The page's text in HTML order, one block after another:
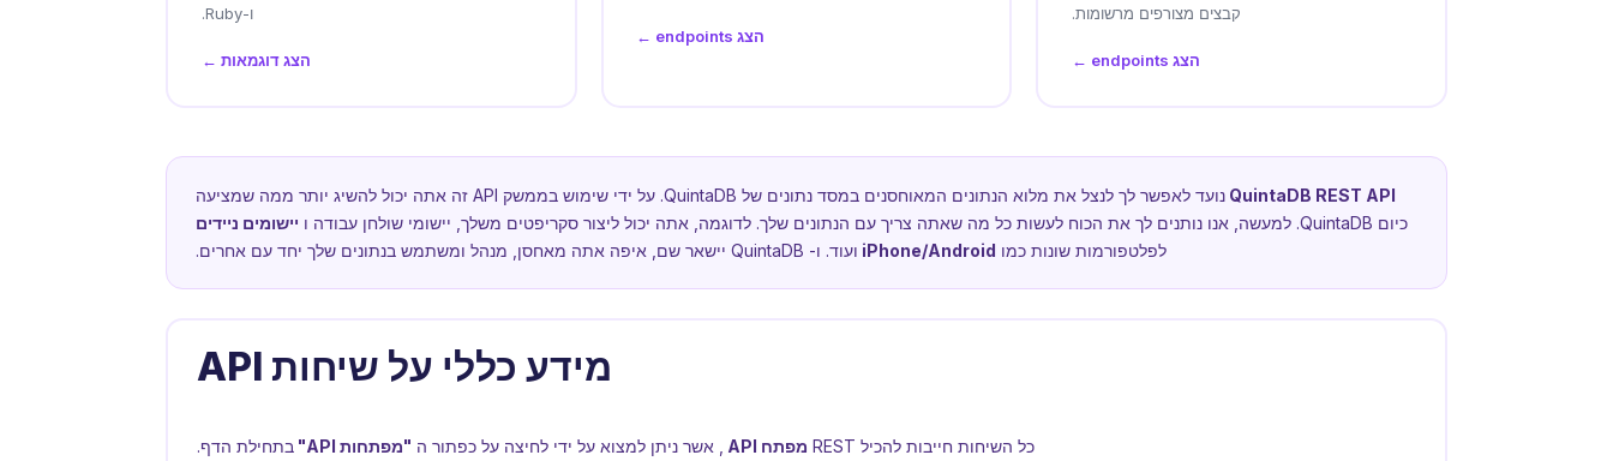
קבצים מצורפים מרשומות.
הצג endpoints ←
הצג endpoints ←
ו-Ruby.
הצג דוגמאות ←
QuintaDB REST API
נועד לאפשר לך לנצל את מלוא הנתונים המאוחסנים במסד נתונים של QuintaDB. על ידי שימוש בממשק API זה אתה יכול להשיג יותר ממה שמציעה
כיום QuintaDB. למעשה, אנו נותנים לך את הכוח לעשות כל מה שאתה צריך עם הנתונים שלך. לדוגמה, אתה יכול ליצור סקריפטים משלך, יישומי שולחן עבודה ו
יישומים ניידים
לפלטפורמות שונות כמו iPhone/Android ועוד. ו- QuintaDB יישאר שם, איפה אתה מאחסן, מנהל ומשתמש בנתונים שלך יחד עם אחרים.
מידע כללי על שיחות API
כל השיחות חייבות להכיל REST מפתח API , אשר ניתן למצוא על ידי לחיצה על כפתור ה "מפתחות API"
בתחילת הדף.